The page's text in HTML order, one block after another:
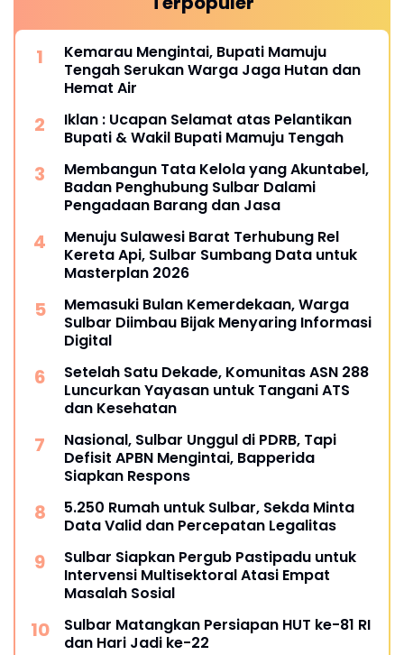
Kemarau Mengintai, Bupati Mamuju
Tengah Serukan Warga Jaga Hutan dan
Hemat Air
Iklan : Ucapan Selamat atas Pelantikan
Bupati & Wakil Bupati Mamuju Tengah
Membangun Tata Kelola yang Akuntabel,
Badan Penghubung Sulbar Dalami
Pengadaan Barang dan Jasa
Menuju Sulawesi Barat Terhubung Rel
Kereta Api, Sulbar Sumbang Data untuk
Masterplan 2026
Memasuki Bulan Kemerdekaan, Warga
Sulbar Diimbau Bijak Menyaring Informasi
Digital
Setelah Satu Dekade, Komunitas ASN 288
Luncurkan Yayasan untuk Tangani ATS
dan Kesehatan
Nasional, Sulbar Unggul di PDRB, Tapi
Defisit APBN Mengintai, Bapperida
Siapkan Respons
5.250 Rumah untuk Sulbar, Sekda Minta
Data Valid dan Percepatan Legalitas
Sulbar Siapkan Pergub Pastipadu untuk
Intervensi Multisektoral Atasi Empat
Masalah Sosial
Sulbar Matangkan Persiapan HUT ke-81 RI
dan Hari Jadi ke-22